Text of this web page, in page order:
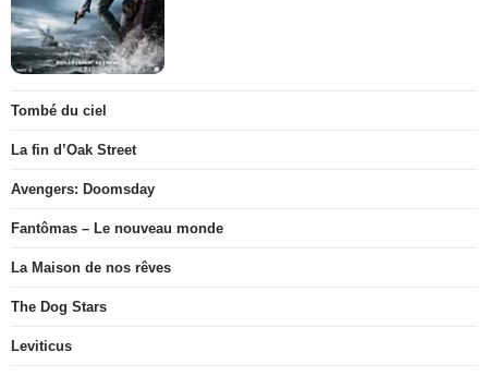
Tombé du ciel
La fin d’Oak Street
Avengers: Doomsday
Fantômas – Le nouveau monde
La Maison de nos rêves
The Dog Stars
Leviticus